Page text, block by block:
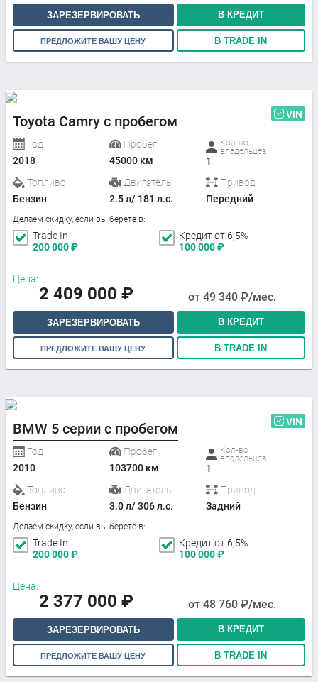
ЗАРЕЗЕРВИРОВАТЬ В КРЕДИТ
ПРЕДЛОЖИТЕ ВАШУ ЦЕНУ В TRADE IN
Toyota Camry с пробегом VIN
Год
2018
Пробег
45000 км
Кол-во
владельцев
1
Топливо
Бензин
Двигатель
2.5 л/ 181 л.с.
Привод
Передний
Делаем скидку, если вы берете в:
Trade In
200 000₽
Кредит от 6,5%
100 000₽
Цена:
2 409 000 ₽ от 49 340 ₽/мес.
ЗАРЕЗЕРВИРОВАТЬ В КРЕДИТ
ПРЕДЛОЖИТЕ ВАШУ ЦЕНУ В TRADE IN
BMW 5 серии с пробегом VIN
Год
2010
Пробег
103700 км
Кол-во
владельцев
1
Топливо
Бензин
Двигатель
3.0 л/ 306 л.с.
Привод
Задний
Делаем скидку, если вы берете в:
Trade In
200 000₽
Кредит от 6,5%
100 000₽
Цена:
2 377 000 ₽ от 48 760 ₽/мес.
ЗАРЕЗЕРВИРОВАТЬ В КРЕДИТ
ПРЕДЛОЖИТЕ ВАШУ ЦЕНУ В TRADE IN